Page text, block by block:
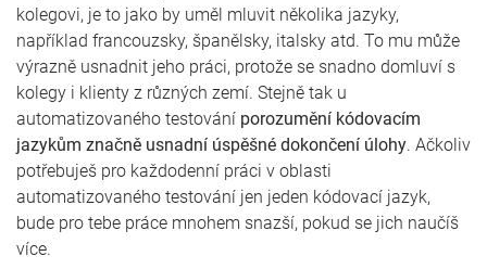
kolegovi, je to jako by uměl mluvit několika jazyky,
například francouzsky, španělsky, italsky atd. To mu může
výrazně usnadnit jeho práci, protože se snadno domluví s
kolegy i klienty z různých zemí. Stejně tak u
automatizovaného testování porozumění kódovacím
jazykům značně usnadní úspěšné dokončení úlohy. Ačkoliv
potřebuješ pro každodenní práci v oblasti
automatizovaného testování jen jeden kódovací jazyk,
bude pro tebe práce mnohem snazší, pokud se jich naučíš
více.